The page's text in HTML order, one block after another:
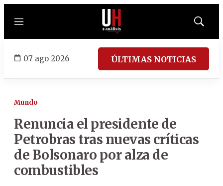
Menú
Mostrar
07 ago 2026 ÚLTIMAS NOTICIAS
Mundo
Renuncia el presidente de
Petrobras tras nuevas críticas
de Bolsonaro por alza de
combustibles